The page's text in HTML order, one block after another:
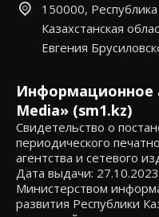
150000,
Казахстанская
Евгения
Информационное
Media» (sm1.kz)
Свидетельство о
периодического
агентства и сетевого
Дата выдачи:
Министерством
развития Республики